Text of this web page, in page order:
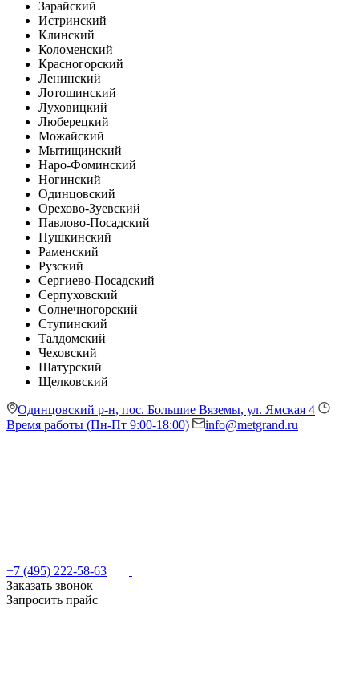
Зарайский
Истринский
Клинский
Коломенский
Красногорский
Ленинский
Лотошинский
Луховицкий
Люберецкий
Можайский
Мытищинский
Наро-Фоминский
Ногинский
Одинцовский
Орехово-Зуевский
Павлово-Посадский
Пушкинский
Раменский
Рузский
Сергиево-Посадский
Серпуховский
Солнечногорский
Ступинский
Талдомский
Чеховский
Шатурский
Щелковский
Одинцовский р-н, пос. Большие Вяземы, ул. Ямская 4
Время работы (Пн-Пт 9:00-18:00)
info@metgrand.ru
+7 (495) 222-58-63
Заказать звонок
Запросить прайс